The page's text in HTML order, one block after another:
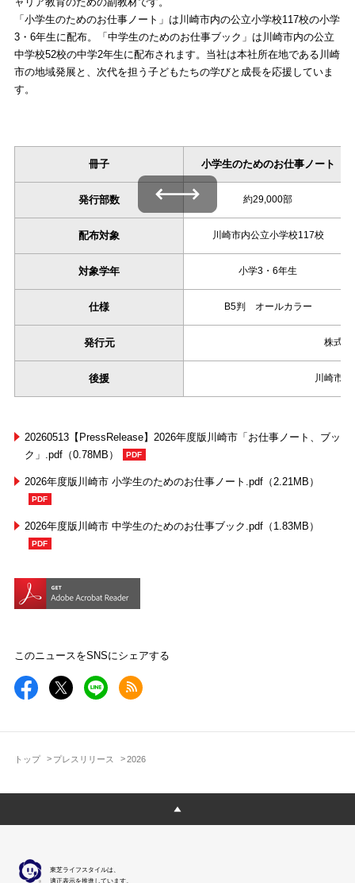
トップ プレスリリース 2026
「小学生のためのお仕事ノート」は川崎市内の公立小学校117校の小学
3・6年生に配布。「中学生のためのお仕事ブック」は川崎市内の公立
中学校52校の中学2年生に配布されます。当社は本社所在地である川崎
市の地域発展と、次代を担う子どもたちの学びと成長を応援していま
す。
冊子 小学生のためのお仕事ノート
発行部数 約29,000部
配布対象 川崎市内公立小学校117校
対象学年 小学3・6年生
仕様 B5判 オールカラー
発行元 株式会
後援 川崎市
20260513【PressRelease】2026年度版川崎市「お仕事ノート、ブッ
ク」.pdf（0.78MB）
2026年度版川崎市 小学生のためのお仕事ノート.pdf（2.21MB）
2026年度版川崎市 中学生のためのお仕事ブック.pdf（1.83MB）
このニュースをSNSにシェアする
東芝ライフスタイルは、
適正表示を推進しています。